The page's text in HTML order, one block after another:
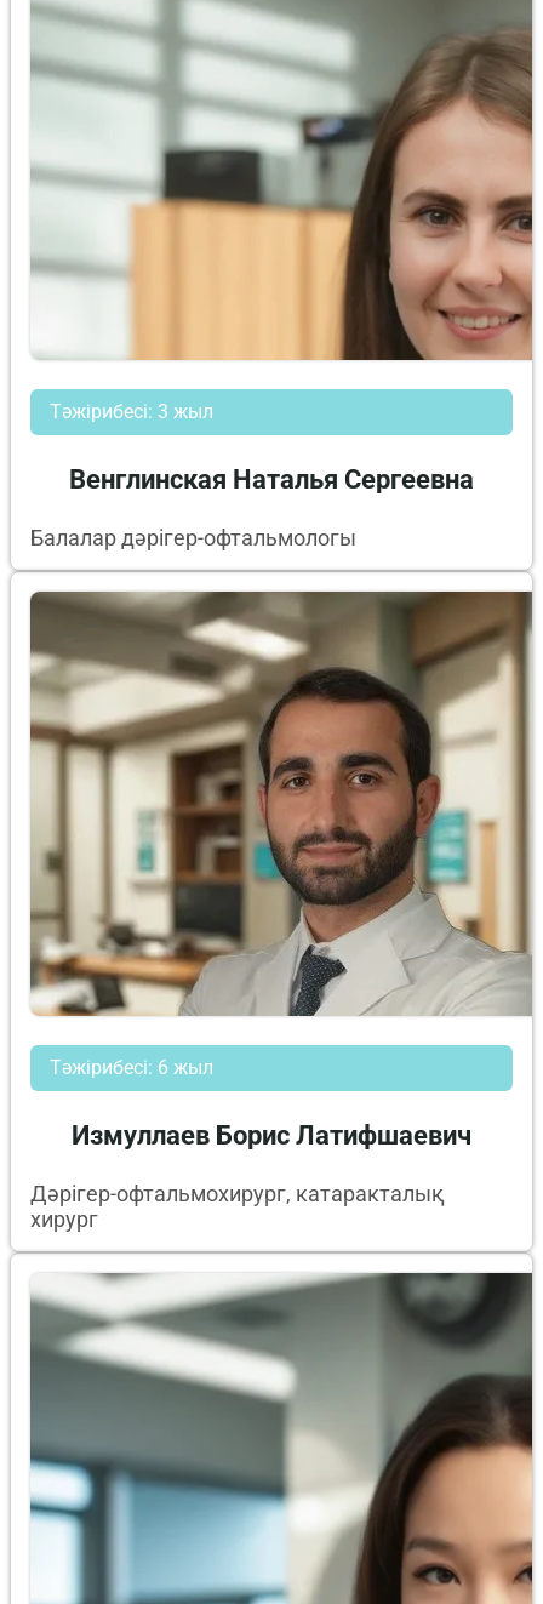
Тәжірибесі: 3 жыл
Венглинская Наталья Сергеевна
Балалар дәрігер-офтальмологы
Тәжірибесі: 6 жыл
Измуллаев Борис Латифшаевич
Дәрігер-офтальмохирург, катаракталық
хирург